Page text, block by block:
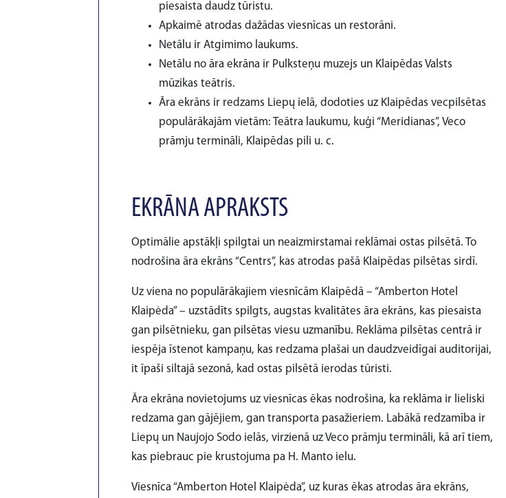
piesaista daudz tūristu.
Apkaimē atrodas dažādas viesnīcas un restorāni.
Netālu ir Atgimimo laukums.
Netālu no āra ekrāna ir Pulksteņu muzejs un Klaipēdas Valsts
mūzikas teātris.
Āra ekrāns ir redzams Liepų ielā, dodoties uz Klaipēdas vecpilsētas
populārākajām vietām: Teātra laukumu, kuģi “Meridianas”, Veco
prāmju termināli, Klaipēdas pili u. c.
EKRĀNA APRAKSTS
Optimālie apstākļi spilgtai un neaizmirstamai reklāmai ostas pilsētā. To
nodrošina āra ekrāns “Centrs”, kas atrodas pašā Klaipēdas pilsētas sirdī.
Uz viena no populārākajiem viesnīcām Klaipēdā – “Amberton Hotel
Klaipėda” – uzstādīts spilgts, augstas kvalitātes āra ekrāns, kas piesaista
gan pilsētnieku, gan pilsētas viesu uzmanību. Reklāma pilsētas centrā ir
iespēja īstenot kampaņu, kas redzama plašai un daudzveidīgai auditorijai,
it īpaši siltajā sezonā, kad ostas pilsētā ierodas tūristi.
Āra ekrāna novietojums uz viesnīcas ēkas nodrošina, ka reklāma ir lieliski
redzama gan gājējiem, gan transporta pasažieriem. Labākā redzamība ir
Liepų un Naujojo Sodo ielās, virzienā uz Veco prāmju termināli, kā arī tiem,
kas piebrauc pie krustojuma pa H. Manto ielu.
Viesnīca “Amberton Hotel Klaipėda”, uz kuras ēkas atrodas āra ekrāns,